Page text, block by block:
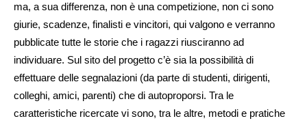
ma, a sua differenza, non è una competizione, non ci sono
giurie, scadenze, finalisti e vincitori, qui valgono e verranno
pubblicate tutte le storie che i ragazzi riusciranno ad
individuare. Sul sito del progetto c’è sia la possibilità di
effettuare delle segnalazioni (da parte di studenti, dirigenti,
colleghi, amici, parenti) che di autoproporsi. Tra le
caratteristiche ricercate vi sono, tra le altre, metodi e pratiche